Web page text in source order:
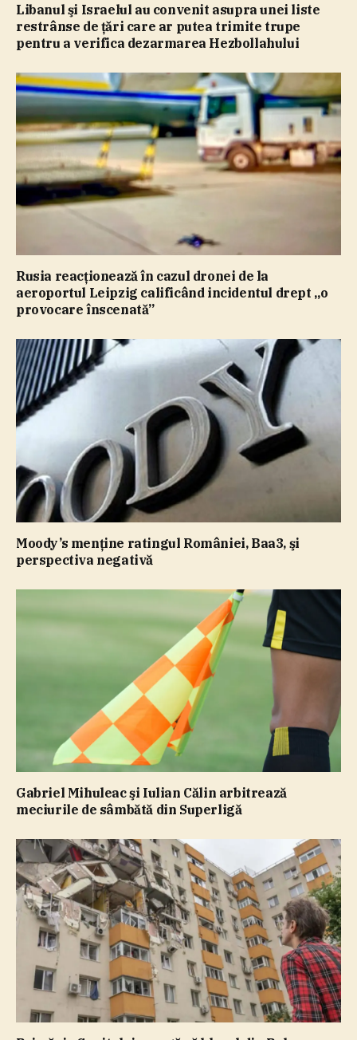
Libanul şi Israelul au convenit asupra unei liste
restrânse de ţări care ar putea trimite trupe
pentru a verifica dezarmarea Hezbollahului
Rusia reacţionează în cazul dronei de la
aeroportul Leipzig calificând incidentul drept „o
provocare înscenată”
Moody’s menţine ratingul României, Baa3, şi
perspectiva negativă
Gabriel Mihuleac şi Iulian Călin arbitrează
meciurile de sâmbătă din Superligă